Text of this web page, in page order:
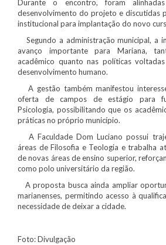
Durante o encontro, foram
desenvolvimento do projeto e discutidas
institucional para implantação do novo
Segundo a administração municipal, a
avanço importante para Mariana,
acadêmico quanto nas políticas
desenvolvimento humano.
A gestão também manifestou
oferta de campos de estágio para
Psicologia, possibilitando que os
práticas no próprio município.
A Faculdade Dom Luciano possui
áreas de Filosofia e Teologia e trabalha
de novas áreas de ensino superior,
como polo universitário da região.
A proposta busca ainda ampliar
marianenses, permitindo acesso à
necessidade de deixar a cidade.
Foto: Divulgação